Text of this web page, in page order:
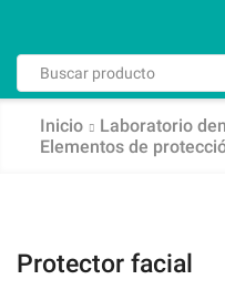
Inicio
Laboratorio
Elementos de
Protector facial